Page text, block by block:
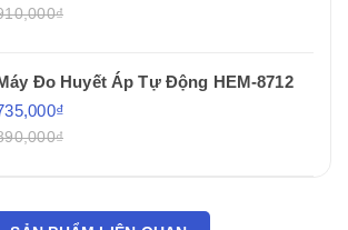
Đo Huyết Áp Tự Động HEM-8712